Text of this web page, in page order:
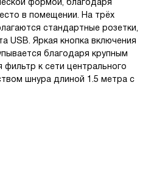
формой, благодаря
в помещении. На трёх
стандартные розетки,
USB. Яркая кнопка включения
благодаря крупным
к сети центрального
шнура длиной 1.5 метра с